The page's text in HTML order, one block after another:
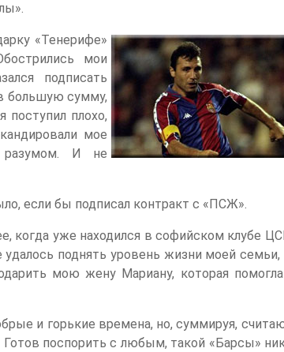
«Тенерифе»
мои
подписать
большую сумму,
поступил плохо,
мое
разумом. И не
если бы подписал контракт с «ПСЖ».
когда уже находился в софийском клубе
поднять уровень жизни моей семьи,
мою жену Мариану, которая
и горькие времена, но, суммируя,
поспорить с любым, такой «Барсы»